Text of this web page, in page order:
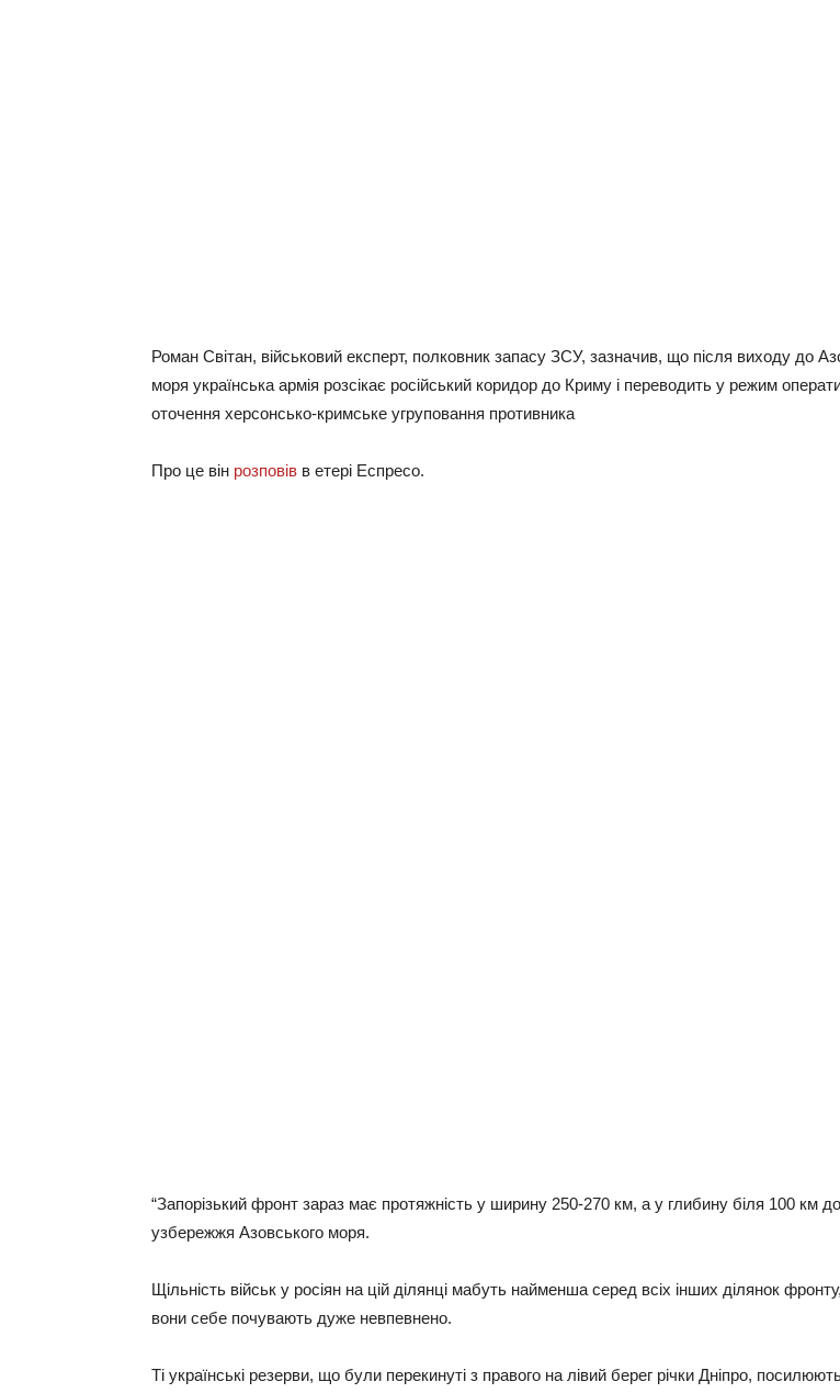
Роман Світан, військовий експерт, полковник запасу ЗСУ, зазначив, що після виходу до
моря українська армія розсікає російський коридор до Криму і переводить у режим
оточення херсонсько-кримське угруповання противника
Про це він розповів в етері Еспресо.
“Запорізький фронт зараз має протяжність у ширину 250-270 км, а у глибину біля 100 км до
узбережжя Азовського моря.
Щільність військ у росіян на цій ділянці мабуть найменша серед всіх інших ділянок
вони себе почувають дуже невпевнено.
Ті українські резерви, що були перекинуті з правого на лівий берег річки Дніпро,